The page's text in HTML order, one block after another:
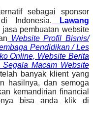
sebagai sponsor
Indonesia. Lawang
pembuatan website
Website Profil Bisnis/
Pendidikan / Les
Online, Website Berita
Macam Website
banyak klient yang
hasilnya, dan semoga
kemandirian financial
bisa anda klik di